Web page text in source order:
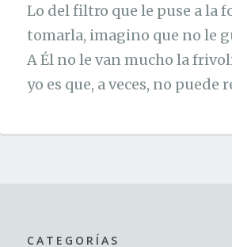
Lo del filtro que le puse a la
tomarla, imagino que no le
A Él no le van mucho la
yo es que, a veces, no puede
CATEGORÍAS